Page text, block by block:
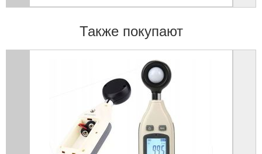
Также покупают